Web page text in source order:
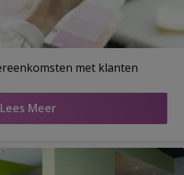
met klanten
Lees Meer